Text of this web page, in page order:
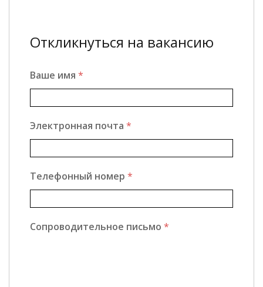
Откликнуться на вакансию
Ваше имя *
Электронная почта *
Телефонный номер *
Сопроводительное письмо *